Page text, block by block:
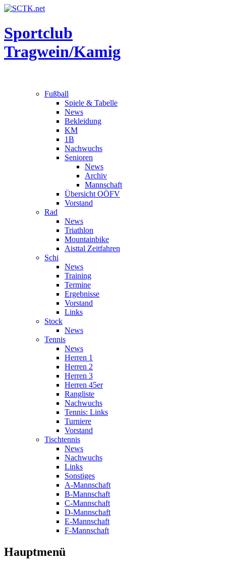
Sportclub
Tragwein/Kamig
Fußball
Spiele & Tabelle
News
Bekleidung
KM
1B
Nachwuchs
Senioren
News
Archiv
Mannschaft
Übersicht OÖFV
Vorstand
Rad
News
Triathlon
Mountainbike
Aisttal Zeitfahren
Schi
News
Training
Termine
Ergebnisse
Vorstand
Links
Stock
News
Tennis
News
Herren 1
Herren 2
Herren 3
Herren 45er
Rangliste
Nachwuchs
Tennis: Links
Turniere
Vorstand
Tischtennis
News
Nachwuchs
Links
Sonstiges
A-Mannschaft
B-Mannschaft
C-Mannschaft
D-Mannschaft
E-Mannschaft
F-Mannschaft
Hauptmenü